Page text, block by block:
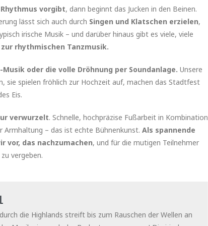
vorgibt, dann beginnt das Jucken in den Beinen.
lässt sich auch durch Singen und Klatschen erzielen,
irische Musik – und darüber hinaus gibt es viele, viele
rhythmischen Tanzmusik.
oder die volle Dröhnung per Soundanlage. Unsere
sie spielen fröhlich zur Hochzeit auf, machen das Stadtfest
Eis.
verwurzelt. Schnelle, hochpräzise Fußarbeit in Kombination
– das ist echte Bühnenkunst. Als spannende
vor, das nachzumachen, und für die mutigen Teilnehmer
vergeben.
die Highlands streift bis zum Rauschen der Wellen an